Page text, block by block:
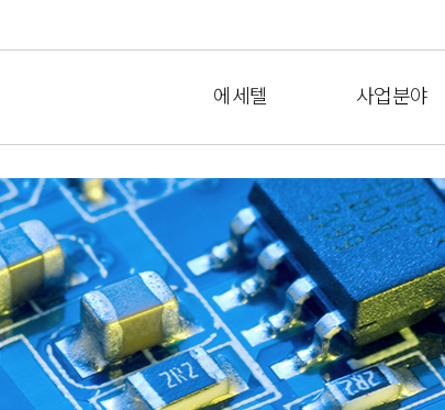
에세텔 사업분야